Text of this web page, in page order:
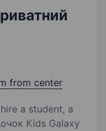
from center
a student, a